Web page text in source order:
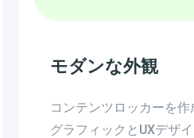
モダンな外観
コンテンツロッカーを
グラフィックとUXデザ